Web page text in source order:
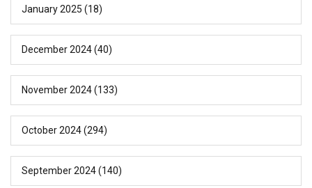
January 2025 (18)
December 2024(40)
November 2024(133)
October 2024(294)
September 2024(140)